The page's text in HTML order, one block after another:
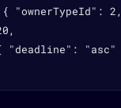
"ownerTypeId":
"deadline": "asc"